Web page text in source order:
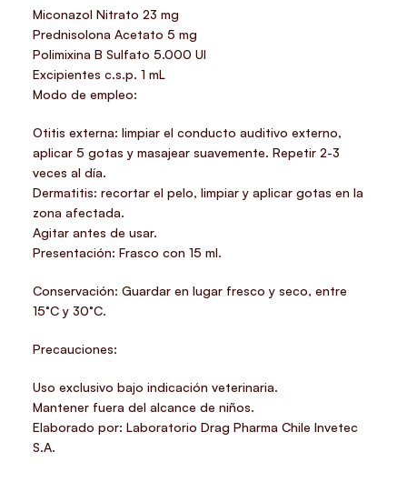
Miconazol Nitrato 23 mg
Prednisolona Acetato 5 mg
Polimixina B Sulfato 5.000 UI
Excipientes c.s.p. 1 mL
Modo de empleo:
Otitis externa: limpiar el conducto auditivo externo,
aplicar 5 gotas y masajear suavemente. Repetir 2-3
veces al día.
Dermatitis: recortar el pelo, limpiar y aplicar gotas en la
zona afectada.
Agitar antes de usar.
Presentación: Frasco con 15 ml.
Conservación: Guardar en lugar fresco y seco, entre
15°C y 30°C.
Precauciones:
Uso exclusivo bajo indicación veterinaria.
Mantener fuera del alcance de niños.
Elaborado por: Laboratorio Drag Pharma Chile Invetec
S.A.